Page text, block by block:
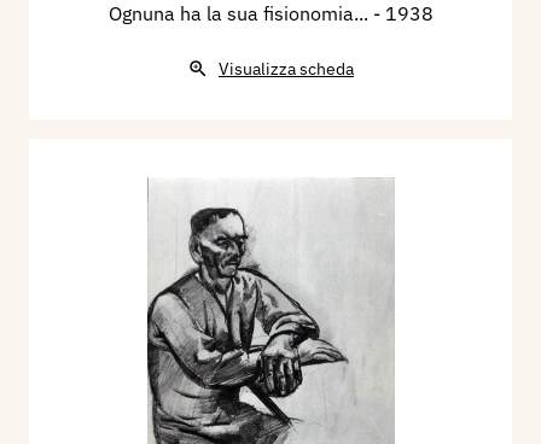
Ognuna ha la sua fisionomia... - 1938
Visualizza scheda